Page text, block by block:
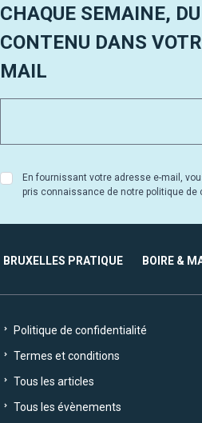
CHAQUE SEMAINE,
CONTENU DANS
MAIL
En fournissant votre adresse e-mail,
pris connaissance de notre politique de
BRUXELLES PRATIQUE BOIRE &
Politique de confidentialité
Termes et conditions
Tous les articles
Tous les évènements